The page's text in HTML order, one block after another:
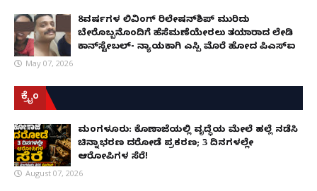
8ವರ್ಷಗಳ ಲಿವಿಂಗ್‌ ರಿಲೇಷನ್‌ಶಿಪ್ ಮುರಿದು
ಬೇರೊಬ್ಬನೊಂದಿಗೆ ಹೆಸೆಮಣೆಯೇರಲು ತಯಾರಾದ ಲೇಡಿ
ಕಾನ್‌ಸ್ಟೇಬಲ್- ನ್ಯಾಯಕ್ಕಾಗಿ ಎಸ್ಪಿ ಮೊರೆ ಹೋದ ಪಿಎಸ್ಐ
May 07, 2026
ಕ್ರೈಂ
ಮಂಗಳೂರು: ಕೊಣಾಜೆಯಲ್ಲಿ ವೃದ್ಧೆಯ ಮೇಲೆ ಹಲ್ಲೆ ನಡೆಸಿ
ಚಿನ್ನಾಭರಣ ದರೋಡೆ ಪ್ರಕರಣ; 3 ದಿನಗಳಲ್ಲೇ
ಆರೋಪಿಗಳ ಸೆರೆ!
August 07, 2026